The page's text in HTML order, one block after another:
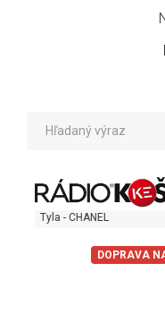
DOPRAVA